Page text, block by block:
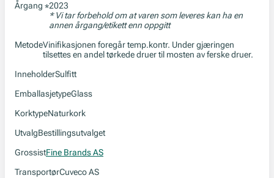
Årgang *2023
* Vi tar forbehold om at varen som leveres kan ha en
annen årgang/etikett enn oppgitt
MetodeVinifikasjonen foregår temp.kontr. Under gjæringen
tilsettes en andel tørkede druer til mosten av ferske druer.
InneholderSulfitt
EmballasjetypeGlass
KorktypeNaturkork
UtvalgBestillingsutvalget
GrossistFine Brands AS
TransportørCuveco AS